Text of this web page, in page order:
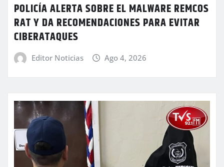
POLICÍA ALERTA SOBRE EL MALWARE REMCOS
RAT Y DA RECOMENDACIONES PARA EVITAR
CIBERATAQUES
Editor Noticias Ago 4, 2026